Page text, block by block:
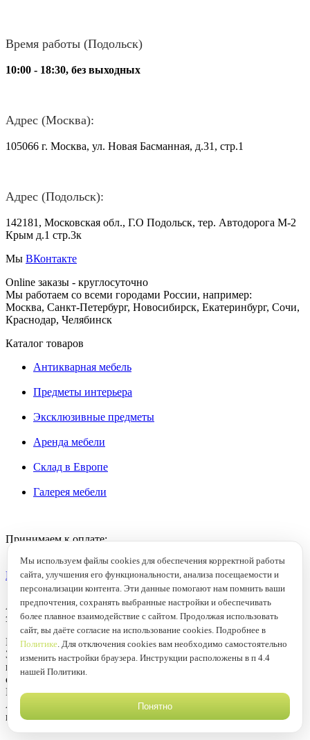
Время работы (Подольск)
10:00 - 18:30, без выходных
Адрес (Москва):
105066 г. Москва, ул. Новая Басманная, д.31, стр.1
Адрес (Подольск):
142181, Московская обл., Г.О Подольск, тер. Автодорога М-2
Крым д.1 стр.3к
Мы ВКонтакте
Online заказы - круглосуточно
Мы работаем со всеми городами России, например:
Москва, Санкт-Петербург, Новосибирск, Екатеринбург, Сочи,
Краснодар, Челябинск
Каталог товаров
Антикварная мебель
Предметы интерьера
Эксклюзивные предметы
Аренда мебели
Склад в Европе
Галерея мебели
Принимаем к оплате:
Политика конфиденциальности
Антикварный магазин Градеж © 2011 - 2026 г. Все права
защищены
Материалы сайта являются объектами авторского права.
Запрещается копирование, распространение, любое
использование информации и объектов без предварительного
согласия правообладателя. ЗАЩИЩЕНО ЗАКОНОМ
РОССИЙСКОЙ ФЕДЕРАЦИИ ОТ 09.07.93Г. №5351-1 «ОБ
АВТОРСКОМ ПРАВЕ И СМЕЖНЫХ ПРАВАХ» (с
изменениями от 19 июля 1995 г., 20 июля 2004 г.).
Мы используем файлы cookies для обеспечения корректной работы
сайта, улучшения его функциональности, анализа посещаемости и
персонализации контента. Эти данные помогают нам помнить ваши
предпочтения, сохранять выбранные настройки и обеспечивать
более плавное взаимодействие с сайтом. Продолжая использовать
сайт, вы даёте согласие на использование cookies. Подробнее в
Политике. Для отключения cookies вам необходимо самостоятельно
изменить настройки браузера. Инструкции расположены в п 4.4
нашей Политики.
Понятно